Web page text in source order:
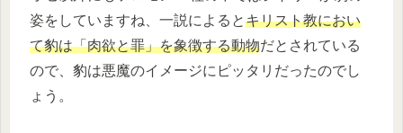
姿をしていますね、一説によるとキリスト教におい
て豹は「肉欲と罪」を象徴する動物だとされている
ので、豹は悪魔のイメージにピッタリだったのでし
ょう。